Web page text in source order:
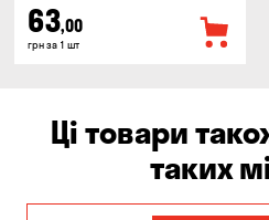
63,00
грн за 1 шт
Ці товари
таких